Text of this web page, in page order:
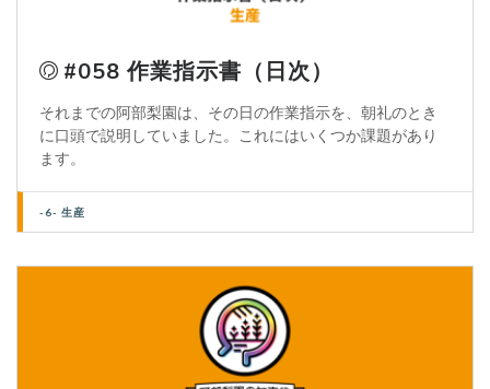
#058 作業指示書（日次）
それまでの阿部梨園は、その日の作業指示を、朝礼のとき
に口頭で説明していました。これにはいくつか課題があり
ます。
-6- 生産